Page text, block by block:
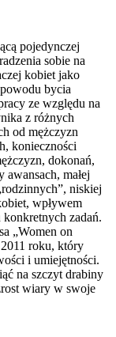
pojedynczej
sobie na
kobiet jako
bycia
ze względu na
z różnych
od mężczyzn
konieczności
dokonań,
małej
niskiej
wpływem
zadań.
„Women on
roku, który
i umiejętności.
na szczyt drabiny
wiary w swoje